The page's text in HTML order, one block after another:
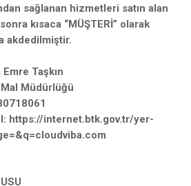
sağlanan hizmetleri satın alan
kısaca “MÜŞTERİ” olarak
akdedilmiştir.
Taşkın
Müdürlüğü
https://internet.btk.gov.tr/yer-